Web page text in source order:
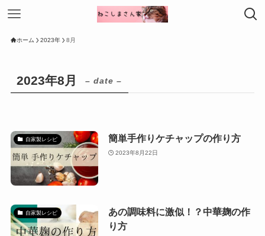
ホーム 2023年 8月
2023年8月 – date –
自家製レシピ 簡単手作りケチャップの作り方
2023年8月22日
自家製レシピ
あの調味料に激似！？中華麹の作
り方